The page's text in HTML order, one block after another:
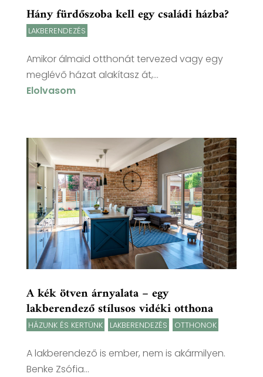
Hány fürdőszoba kell egy családi házba?
LAKBERENDEZÉS
Amikor álmaid otthonát tervezed vagy egy
meglévő házat alakítasz át,...
Elolvasom
A kék ötven árnyalata – egy
lakberendező stílusos vidéki otthona
HÁZUNK ÉS KERTÜNK LAKBERENDEZÉS OTTHONOK
A lakberendező is ember, nem is akármilyen.
Benke Zsófia...